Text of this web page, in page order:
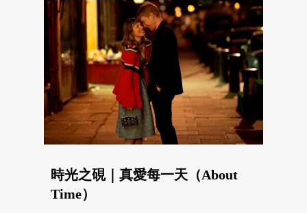
時光之硯｜真愛每一天（About
Time）